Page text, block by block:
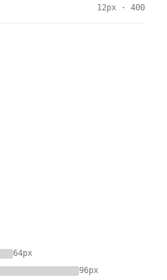
12px · 400
64px
96px